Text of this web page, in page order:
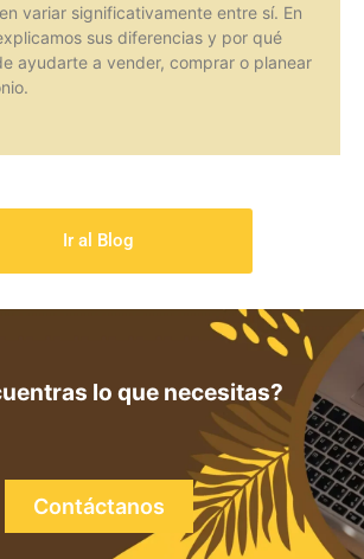
variar significativamente entre sí. En
sus diferencias y por qué
ayudarte a vender, comprar o planear
Ir al Blog
lo que necesitas?
Contáctanos